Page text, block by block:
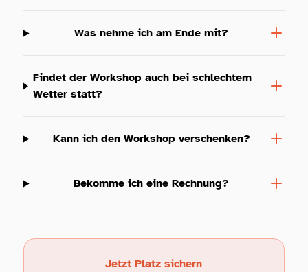
Was nehme ich am Ende mit?
Findet der Workshop auch bei schlechtem
Wetter statt?
Kann ich den Workshop verschenken?
Bekomme ich eine Rechnung?
Jetzt Platz sichern